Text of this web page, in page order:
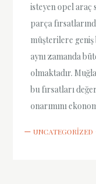
isteyen opel araç
parça
müşterilere geniş
aynı zamanda
olmaktadır.
bu fırsatları
onarımını
UNCATEGORIZED